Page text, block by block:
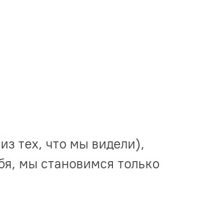
тех, что мы видели),
мы становимся только